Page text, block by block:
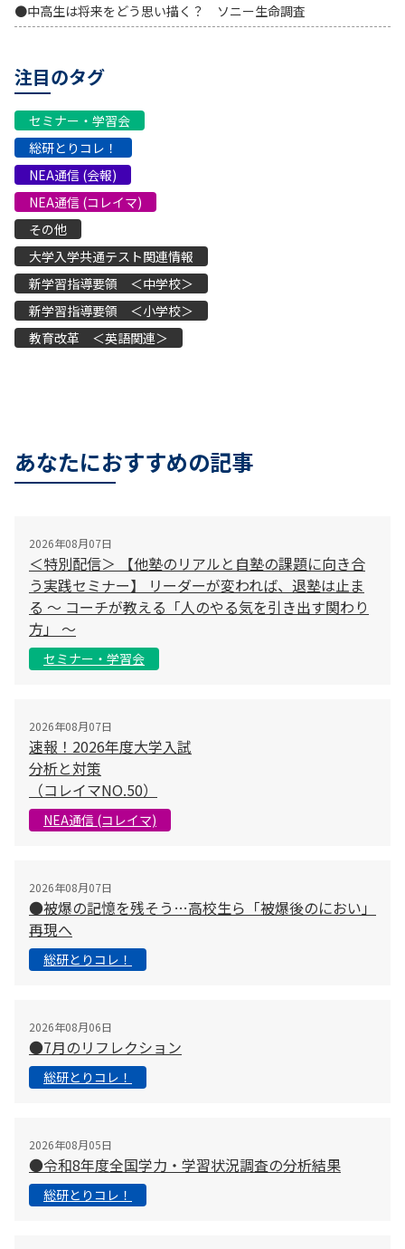
●中高生は将来をどう思い描く？ ソニー生命調査
注目のタグ
セミナー・学習会
総研とりコレ！
NEA通信 (会報)
NEA通信 (コレイマ)
その他
大学入学共通テスト関連情報
新学習指導要領 ＜中学校＞
新学習指導要領 ＜小学校＞
教育改革 ＜英語関連＞
あなたにおすすめの記事
2026年08月07日
＜特別配信＞ 【他塾のリアルと自塾の課題に向き合
う実践セミナー】 リーダーが変われば、退塾は止ま
る 〜 コーチが教える「人のやる気を引き出す関わり
方」 〜
セミナー・学習会
2026年08月07日
速報！2026年度大学入試
分析と対策
（コレイマNO.50）
NEA通信 (コレイマ)
2026年08月07日
●被爆の記憶を残そう…高校生ら「被爆後のにおい」
再現へ
総研とりコレ！
2026年08月06日
●7月のリフレクション
総研とりコレ！
2026年08月05日
●令和8年度全国学力・学習状況調査の分析結果
総研とりコレ！